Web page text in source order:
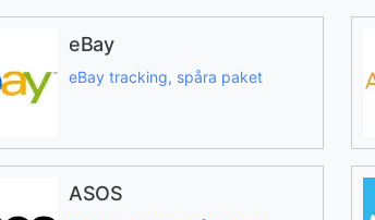
eBay
eBay tracking, spåra paket
ASOS